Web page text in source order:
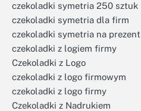
czekoladki symetria 250 sztuk
czekoladki symetria dla firm
czekoladki symetria na prezent
czekoladki z logiem firmy
Czekoladki z Logo
czekoladki z logo firmowym
czekoladki z logo firmy
Czekoladki z Nadrukiem